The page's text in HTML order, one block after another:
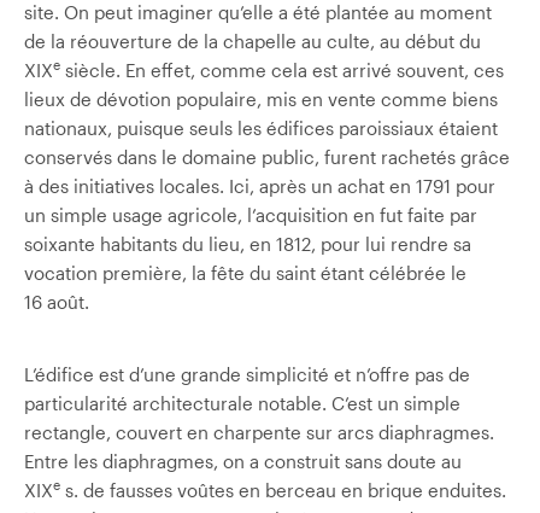
site. On peut imaginer qu’elle a été plantée au moment
de la réouverture de la chapelle au culte, au début du
XIXe siècle. En effet, comme cela est arrivé souvent, ces
lieux de dévotion populaire, mis en vente comme biens
nationaux, puisque seuls les édifices paroissiaux étaient
conservés dans le domaine public, furent rachetés grâce
à des initiatives locales. Ici, après un achat en 1791 pour
un simple usage agricole, l’acquisition en fut faite par
soixante habitants du lieu, en 1812, pour lui rendre sa
vocation première, la fête du saint étant célébrée le
16 août.
L’édifice est d’une grande simplicité et n’offre pas de
particularité architecturale notable. C’est un simple
rectangle, couvert en charpente sur arcs diaphragmes.
Entre les diaphragmes, on a construit sans doute au
XIXe s. de fausses voûtes en berceau en brique enduites.